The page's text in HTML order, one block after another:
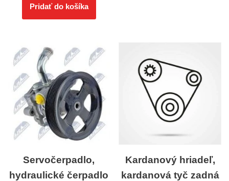
Pridať do košíka
Servočerpadlo,
hydraulické čerpadlo
Kardanový hriadeľ,
kardanová tyč zadná